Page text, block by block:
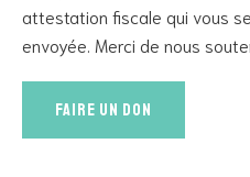
attestation fiscale qui vous
envoyée. Merci de nous
Faire un don